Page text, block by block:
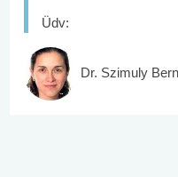
Üdv:
Dr. Szimuly